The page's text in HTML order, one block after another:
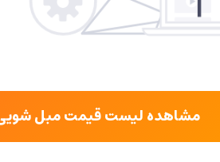
مشاهده لیست قیمت مبل